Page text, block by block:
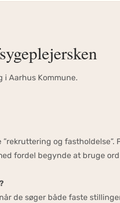
i Aarhus Kommune.
og fastholdelse”.
fordel begynde at bruge
de søger både faste